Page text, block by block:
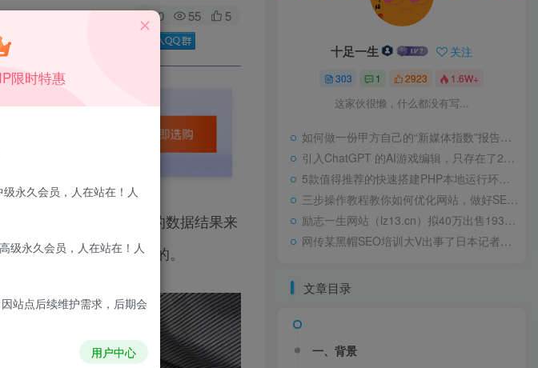
0 55 5
联系我们删除！
你还可以怎么用量化的数据结果来
看看作者是如何总结的。
十足一生 关注
303 1 2923 1.6W+
这家伙很懒，什么都没有写...
如何做一份甲方自己的“新媒体指数”报告？试试“3-10模型”又一领土回归中国版图，面积4.7平方千米，五处竖界碑宣告主权
引入ChatGPT 的AI游戏编辑，只存在了24小时高中“0分”试卷火了，阅卷老师气得直跳脚，美术老师却谄媚一笑
5款值得推荐的快速搭建PHP本地运行环境Web工具包天下第一淫棍，设计玷污60位女艺人被判入狱29年，仍飞扬跋扈
三步操作教程教你如何优化网站，做好SEO优化
励志一生网站（lz13.cn）拟40万出售1934年，林徽因在耀州城门外，罕见留影，依旧容颜美丽，身姿轻盈
网传某黑帽SEO培训大V出事了日本记者：北方四岛属于哪国？中方的巧妙回答令对方如芒刺背
文章目录
一、背景
限时特惠
永久会员，人在站在！人
级永久会员，人在站在！人
站点后续维护需求，后期会
用户中心